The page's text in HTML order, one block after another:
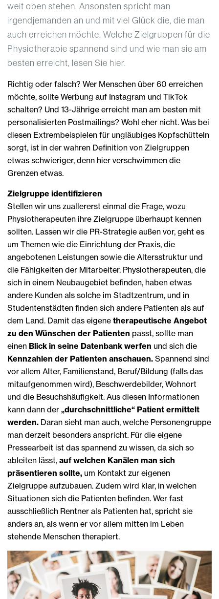
weit oben stehen. Ansonsten spricht man
irgendjemanden an und mit viel Glück die, die man
auch erreichen möchte. Welche Zielgruppen für die
Physiotherapie spannend sind und wie man sie am
besten erreicht, lesen Sie hier.
Richtig oder falsch? Wer Menschen über 60 erreichen
möchte, sollte Werbung auf Instagram und TikTok
schalten? Und 13-Jährige erreicht man am besten mit
personalisierten Postmailings? Wohl eher nicht. Was bei
diesen Extrembeispielen für ungläubiges Kopfschütteln
sorgt, ist in der wahren Definition von Zielgruppen
etwas schwieriger, denn hier verschwimmen die
Grenzen etwas.
Zielgruppe identifizieren
Stellen wir uns zuallererst einmal die Frage, wozu
Physiotherapeuten ihre Zielgruppe überhaupt kennen
sollten. Lassen wir die PR-Strategie außen vor, geht es
um Themen wie die Einrichtung der Praxis, die
angebotenen Leistungen sowie die Altersstruktur und
die Fähigkeiten der Mitarbeiter. Physiotherapeuten, die
sich in einem Neubaugebiet befinden, haben etwas
andere Kunden als solche im Stadtzentrum, und in
Studentenstädten finden sich andere Patienten als auf
dem Land. Damit das eigene therapeutische Angebot
zu den Wünschen der Patienten passt, sollte man
einen Blick in seine Datenbank werfen und sich die
Kennzahlen der Patienten anschauen. Spannend sind
vor allem Alter, Familienstand, Beruf/Bildung (falls das
mitaufgenommen wird), Beschwerdebilder, Wohnort
und die Besuchshäufigkeit. Aus diesen Informationen
kann dann der „durchschnittliche“ Patient ermittelt
werden. Daran sieht man auch, welche Personengruppe
man derzeit besonders anspricht. Für die eigene
Pressearbeit ist das spannend zu wissen, da sich so
ableiten lässt, auf welchen Kanälen man sich
präsentieren sollte, um Kontakt zur eigenen
Zielgruppe aufzubauen. Zudem wird klar, in welchen
Situationen sich die Patienten befinden. Wer fast
ausschließlich Rentner als Patienten hat, spricht sie
anders an, als wenn er vor allem mitten im Leben
stehende Menschen therapiert.